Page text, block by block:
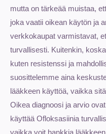
mutta on tärkeää muistaa,
joka vaatii oikean käytön ja
verkkokaupat varmistavat,
turvallisesti. Kuitenkin,
kuten resistenssi ja
suosittelemme aina
lääkkeen käyttöä, vaikka
Oikea diagnoosi ja arvio
käyttää Ofloksasiinia